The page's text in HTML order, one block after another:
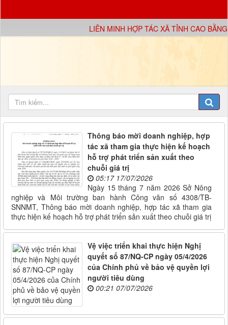
LIÊN MINH HỢP TÁC XÃ TỈNH CAO BẰNG
Thông báo mời doanh nghiệp, hợp
tác xã tham gia thực hiện kế hoạch
hỗ trợ phát triển sản xuất theo
chuỗi giá trị
05:17 17/07/2026
Ngày 15 tháng 7 năm 2026 Sở Nông
nghiệp và Môi trường ban hành Công văn số 4308/TB-
SNNMT, Thông báo mời doanh nghiệp, hợp tác xã tham gia
thực hiện kế hoạch hỗ trợ phát triển sản xuất theo chuỗi giá trị
Vệ việc triển khai thực hiện Nghị
quyết số 87/NQ-CP ngày 05/4/2026
của Chính phủ về bảo vệ quyền lợi
người tiêu dùng
00:21 07/07/2026